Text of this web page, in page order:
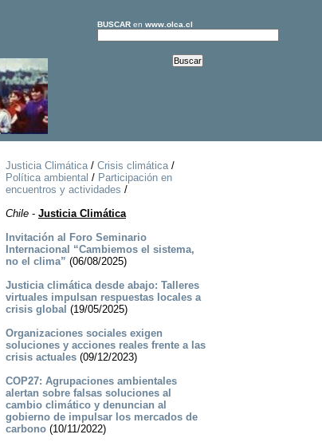
BUSCARen www.olca.cl
Justicia Climática/ Crisis climática/
Política ambiental / Participación en
encuentros y actividades /
Chile- Justicia Climática
Invitación al Foro Seminario
Internacional “Cambiemos el sistema,
no el clima” (06/08/2025)
Justicia climática desde abajo: Talleres
virtuales impulsan respuestas locales a
crisis global (19/05/2025)
Organizaciones sociales exigen
soluciones y acciones reales frente a las
crisis actuales(09/12/2023)
COP27: Agrupaciones ambientales
alertan sobre falsas soluciones al
cambio climático y denuncian al
gobierno de impulsar los mercados de
carbono(10/11/2022)